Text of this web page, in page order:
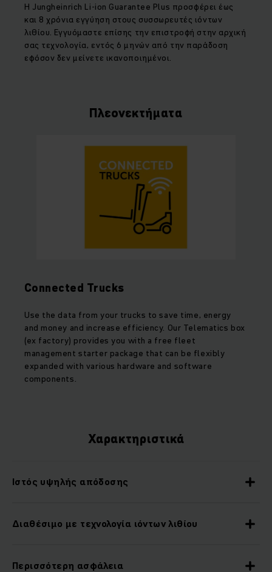
Η Jungheinrich Li-ion Guarantee Plus προσφέρει έως
και 8 χρόνια εγγύηση στους συσσωρευτές ιόντων
λιθίου. Εγγυόμαστε επίσης την επιστροφή στην αρχική
σας τεχνολογία, εντός 6 μηνών από την παράδοση
εφόσον δεν μείνετε ικανοποιημένοι.
Πλεονεκτήματα
Connected Trucks
Use the data from your trucks to save time, energy
and money and increase efficiency. Our Telematics box
(ex factory) provides you with a free fleet
management starter package that can be flexibly
expanded with various hardware and software
components.
Χαρακτηριστικά
Ιστός υψηλής απόδοσης
Διαθέσιμο με τεχνολογία ιόντων λιθίου
Περισσότερη ασφάλεια